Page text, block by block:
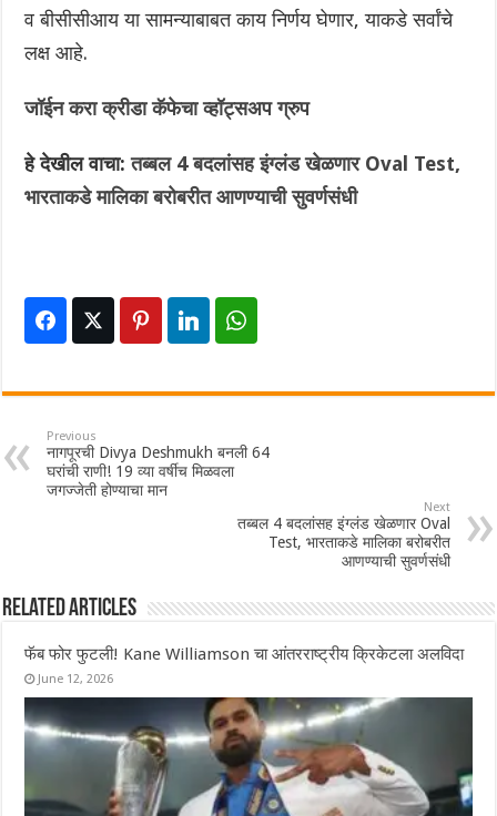
व बीसीसीआय ‌या सामन्याबाबत काय निर्णय घेणार, याकडे सर्वांचे
लक्ष आहे.
जॉईन करा क्रीडा कॅफेचा व्हॉट्सअप ग्रुप
हे देखील वाचा:तब्बल 4 बदलांसह इंग्लंड खेळणार Oval Test,
भारताकडे मालिका बरोबरीत आणण्याची सुवर्णसंधी
Previous
नागपूरची Divya Deshmukh बनली 64
घरांची राणी! 19 व्या वर्षीच मिळवला
जगज्जेती होण्याचा मान
Next
तब्बल 4 बदलांसह इंग्लंड खेळणार Oval
Test, भारताकडे मालिका बरोबरीत
आणण्याची सुवर्णसंधी
Related Articles
फॅब फोर फुटली! Kane Williamson चा आंतरराष्ट्रीय क्रिकेटला अलविदा
June 12, 2026